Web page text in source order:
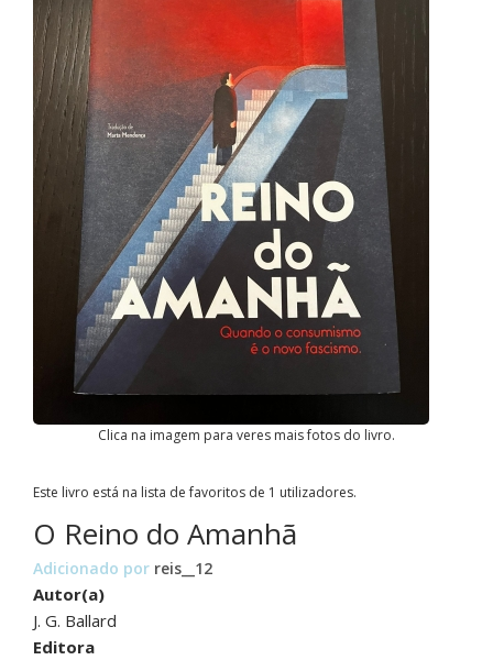
Clica na imagem para veres mais fotos do livro.
Este livro está na lista de favoritos de 1 utilizadores.
O Reino do Amanhã
Adicionado por reis__12
Autor(a)
J. G. Ballard
Editora